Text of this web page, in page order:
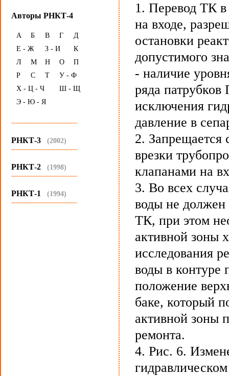
Авторы РНКТ-4
А Б В Г
Д
Е - Ж
З - И
К
Л
М Н О
П
Р
С Т
У - Ф
Х - Ц - Ч
Ш - Щ
Э - Ю - Я
...........................................
РНКТ-3 (2002)
...........................................
РНКТ-2 (1998)
...........................................
РНКТ-1 (1994)
...........................................
1. Перевод ТК
на входе,
остановки
допустимого
- наличие
ряда
исключения
давление в
2. Запрещается
врезки
клапанами на
3. Во всех
воды не должен
ТК, при этом
активной зоны
исследования
воды в контуре
положение
баке, который
активной зоны
ремонта.
4. Рис. 6.